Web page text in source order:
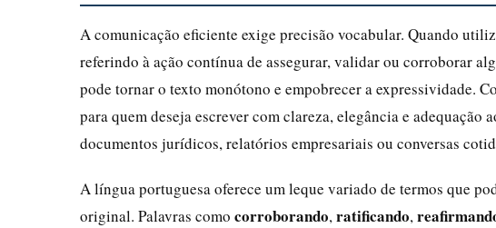
A comunicação eficiente exige precisão vocabular. Quando
referindo à ação contínua de assegurar, validar ou corroborar
pode tornar o texto monótono e empobrecer a expressividade.
para quem deseja escrever com clareza, elegância e adequação
documentos jurídicos, relatórios empresariais ou conversas
A língua portuguesa oferece um leque variado de termos que
original. Palavras como corroborando, ratificando,